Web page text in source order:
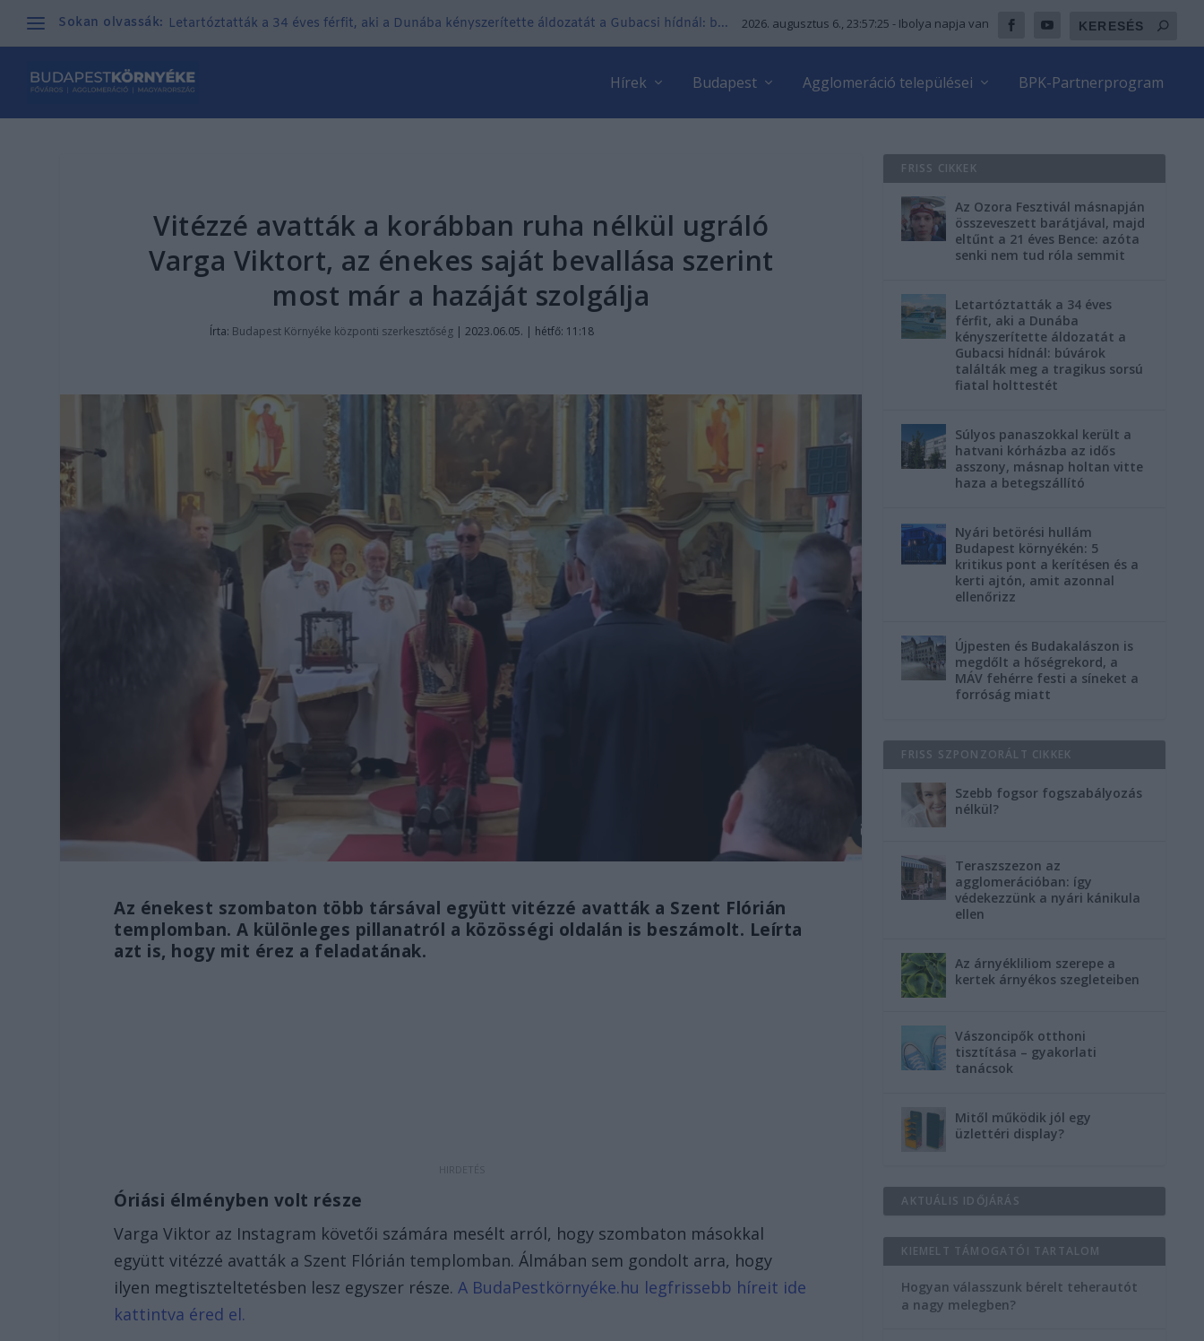
Sokan olvassák: Letartóztatták a 34 éves férfit, aki a Dunába kényszerítette áldozatát a Gubacsi hídnál: b... 2026. augusztus 6., 23:57:27 - Ibolya napja van
Hírek Budapest Agglomeráció települései BPK-Partnerprogram
Vitézzé avatták a korábban ruha nélkül ugráló
Varga Viktort, az énekes saját bevallása szerint
most már a hazáját szolgálja
Írta: Budapest Környéke központi szerkesztőség| 2023.06.05. | hétfő: 11:18
Az énekest szombaton több társával együtt vitézzé avatták a Szent Flórián
templomban. A különleges pillanatról a közösségi oldalán is beszámolt. Leírta
azt is, hogy mit érez a feladatának.
Óriási élményben volt része
Varga Viktor az Instagram követői számára mesélt arról, hogy szombaton másokkal
együtt vitézzé avatták a Szent Flórián templomban. Álmában sem gondolt arra, hogy
ilyen megtiszteltetésben lesz egyszer része.A BudaPestkörnyéke.hu legfrissebb híreit ide
kattintva éred el.
FRISS CIKKEK
Az Ozora Fesztivál másnapján
összeveszett barátjával, majd
eltűnt a 21 éves Bence: azóta
senki nem tud róla semmit
Letartóztatták a 34 éves
férfit, aki a Dunába
kényszerítette áldozatát a
Gubacsi hídnál: búvárok
találták meg a tragikus sorsú
fiatal holttestét
Súlyos panaszokkal került a
hatvani kórházba az idős
asszony, másnap holtan vitte
haza a betegszállító
Nyári betörési hullám
Budapest környékén: 5
kritikus pont a kerítésen és a
kerti ajtón, amit azonnal
ellenőrizz
Újpesten és Budakalászon is
megdőlt a hőségrekord, a
MÁV fehérre festi a síneket a
forróság miatt
FRISS SZPONZORÁLT CIKKEK
Szebb fogsor fogszabályozás
nélkül?
Teraszszezon az
agglomerációban: így
védekezzünk a nyári kánikula
ellen
Az árnyékliliom szerepe a
kertek árnyékos szegleteiben
Vászoncipők otthoni
tisztítása – gyakorlati
tanácsok
Mitől működik jól egy
üzlettéri display?
AKTUÁLIS IDŐJÁRÁS
KIEMELT TÁMOGATÓI TARTALOM
Hogyan válasszunk bérelt teherautót
a nagy melegben?